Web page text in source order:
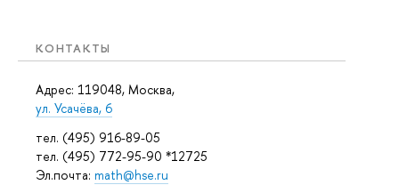
КОНТАКТЫ
Адрес: 119048, Москва,
ул. Усачёва, 6
тел. (495) 916-89-05
тел. (495) 772-95-90 *12725
Эл.почта: math@hse.ru